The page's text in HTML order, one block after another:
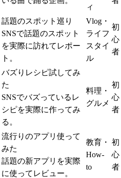
ィ
話題のスポット巡り
SNSで話題のスポット
を実際に訪れてレポー
ト。
Vlog・
ライフ
スタイ
ル
初
心
者
バズりレシピ試してみ
た
SNSでバズっているレ
シピを実際に作ってみ
る。
料理・
グルメ
初
心
者
流行りのアプリ使って
みた
話題の新アプリを実際
に使ってレビュー。
教育・
How-
to
初
心
者